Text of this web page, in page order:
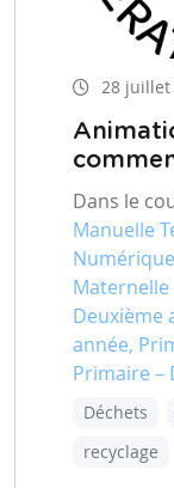
28 juillet
Dans le
Manuelle
Maternelle
Deuxième
année,
Primaire –
Déchets
recyclage